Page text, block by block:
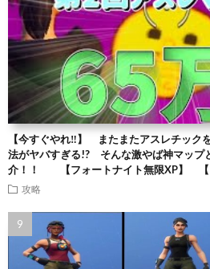
【今すぐやれ‼】 またまたアスレチック
法がヤバすぎる!? そんな激やば神マップ
介！！ 【フォートナイト無限XP】 【
攻略